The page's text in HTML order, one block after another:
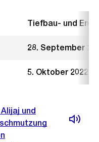
Tiefbau- und
28. September
5. Oktober 2022
und